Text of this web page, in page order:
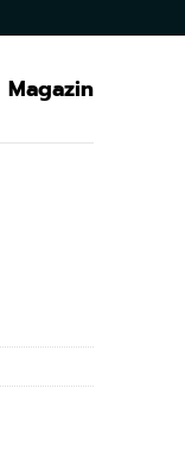
Magazin